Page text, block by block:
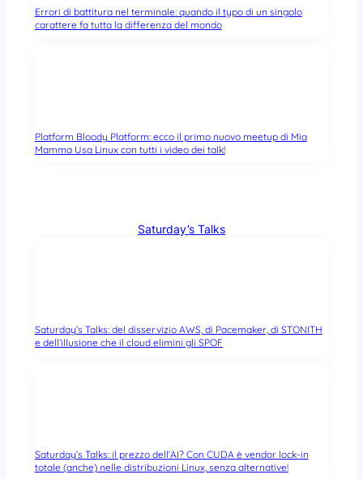
Errori di battitura nel terminale: quando il typo di un singolo
carattere fa tutta la differenza del mondo
Platform Bloody Platform: ecco il primo nuovo meetup di Mia
Mamma Usa Linux con tutti i video dei talk!
Saturday’s Talks
Saturday’s Talks: del disservizio AWS, di Pacemaker, di STONITH
e dell’illusione che il cloud elimini gli SPOF
Saturday’s Talks: il prezzo dell’AI? Con CUDA è vendor lock-in
totale (anche) nelle distribuzioni Linux, senza alternative!